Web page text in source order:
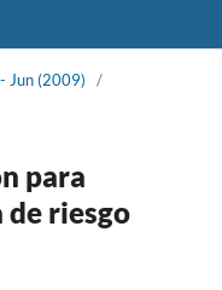
Jun (2009)
/
para
riesgo